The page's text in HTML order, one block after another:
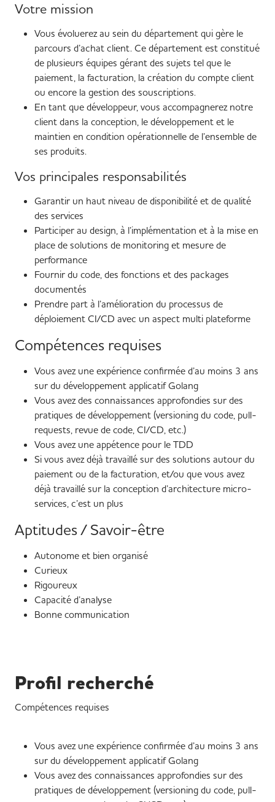
Votre mission
Vous évoluerez au sein du département qui gère le
parcours d’achat client. Ce département est constitué
de plusieurs équipes gérant des sujets tel que le
paiement, la facturation, la création du compte client
ou encore la gestion des souscriptions.
En tant que développeur, vous accompagnerez notre
client dans la conception, le développement et le
maintien en condition opérationnelle de l’ensemble de
ses produits.
Vos principales responsabilités
Garantir un haut niveau de disponibilité et de qualité
des services
Participer au design, à l’implémentation et à la mise en
place de solutions de monitoring et mesure de
performance
Fournir du code, des fonctions et des packages
documentés
Prendre part à l’amélioration du processus de
déploiement CI/CD avec un aspect multi plateforme
Compétences requises
Vous avez une expérience confirmée d’au moins 3 ans
sur du développement applicatif Golang
Vous avez des connaissances approfondies sur des
pratiques de développement (versioning du code, pull-
requests, revue de code, CI/CD, etc.)
Vous avez une appétence pour le TDD
Si vous avez déjà travaillé sur des solutions autour du
paiement ou de la facturation, et/ou que vous avez
déjà travaillé sur la conception d’architecture micro-
services, c’est un plus
Aptitudes / Savoir-être
Autonome et bien organisé
Curieux
Rigoureux
Capacité d’analyse
Bonne communication
Profil recherché
Compétences requises
Vous avez une expérience confirmée d’au moins 3 ans
sur du développement applicatif Golang
Vous avez des connaissances approfondies sur des
pratiques de développement (versioning du code, pull-